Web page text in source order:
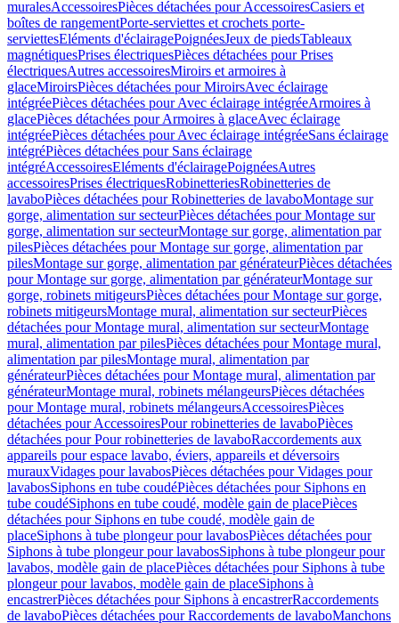
muralesAccessoiresPièces détachées pour AccessoiresCasiers et
boîtes de rangementPorte-serviettes et crochets porte-
serviettesEléments d'éclairagePoignéesJeux de piedsTableaux
magnétiquesPrises électriquesPièces détachées pour Prises
électriquesAutres accessoiresMiroirs et armoires à
glaceMiroirsPièces détachées pour MiroirsAvec éclairage
intégréePièces détachées pour Avec éclairage intégréeArmoires à
glacePièces détachées pour Armoires à glaceAvec éclairage
intégréePièces détachées pour Avec éclairage intégréeSans éclairage
intégréPièces détachées pour Sans éclairage
intégréAccessoiresEléments d'éclairagePoignéesAutres
accessoiresPrises électriquesRobinetteriesRobinetteries de
lavaboPièces détachées pour Robinetteries de lavaboMontage sur
gorge, alimentation sur secteurPièces détachées pour Montage sur
gorge, alimentation sur secteurMontage sur gorge, alimentation par
pilesPièces détachées pour Montage sur gorge, alimentation par
pilesMontage sur gorge, alimentation par générateurPièces détachées
pour Montage sur gorge, alimentation par générateurMontage sur
gorge, robinets mitigeursPièces détachées pour Montage sur gorge,
robinets mitigeursMontage mural, alimentation sur secteurPièces
détachées pour Montage mural, alimentation sur secteurMontage
mural, alimentation par pilesPièces détachées pour Montage mural,
alimentation par pilesMontage mural, alimentation par
générateurPièces détachées pour Montage mural, alimentation par
générateurMontage mural, robinets mélangeursPièces détachées
pour Montage mural, robinets mélangeursAccessoiresPièces
détachées pour AccessoiresPour robinetteries de lavaboPièces
détachées pour Pour robinetteries de lavaboRaccordements aux
appareils pour espace lavabo, éviers, appareils et déversoirs
murauxVidages pour lavabosPièces détachées pour Vidages pour
lavabosSiphons en tube coudéPièces détachées pour Siphons en
tube coudéSiphons en tube coudé, modèle gain de placePièces
détachées pour Siphons en tube coudé, modèle gain de
placeSiphons à tube plongeur pour lavabosPièces détachées pour
Siphons à tube plongeur pour lavabosSiphons à tube plongeur pour
lavabos, modèle gain de placePièces détachées pour Siphons à tube
plongeur pour lavabos, modèle gain de placeSiphons à
encastrerPièces détachées pour Siphons à encastrerRaccordements
de lavaboPièces détachées pour Raccordements de lavaboManchons